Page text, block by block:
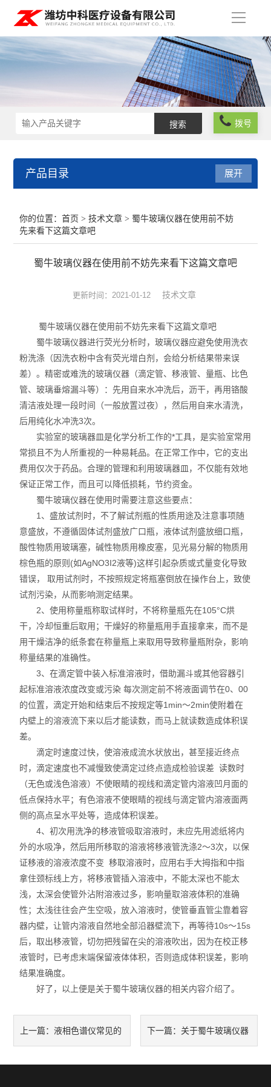
导
拨号
产品目录
化学试剂
玻璃仪器
实验耗材
实验台
标准品
化工原料
展开
你的位置：首页 >技术文章 > 蜀牛玻璃仪器在使用前不妨
先来看下这篇文章吧
蜀牛玻璃仪器在使用前不妨先来看下这篇文章吧
更新时间：2021-01-12 技术文章
蜀牛玻璃仪器在使用前不妨先来看下这篇文章吧
蜀牛玻璃仪器进行荧光分析时，玻璃仪器应避免使用洗衣
粉洗涤（因洗衣粉中含有荧光增白剂，会给分析结果带来误
差）。精密或难洗的玻璃仪器（滴定管、移液管、量瓶、比色
管、玻璃垂熔漏斗等）：先用自来水冲洗后，沥干，再用铬酸
清洁液处理一段时间（一般放置过夜），然后用自来水清洗，
后用纯化水冲洗3次。
实验室的玻璃器皿是化学分析工作的*工具，是实验室常用
常损且不为人所重视的一种易耗品。在正常工作中，它的支出
费用仅次于药品。合理的管理和利用玻璃器皿，不仅能有效地
保证正常工作，而且可以降低损耗，节约资金。
蜀牛玻璃仪器在使用时需要注意这些要点：
1、盛放试剂时，不了解试剂瓶的性质用途及注意事项随
意盛放，不遵循固体试剂盛放广口瓶，液体试剂盛放细口瓶，
酸性物质用玻璃塞，碱性物质用橡皮塞，见光易分解的物质用
棕色瓶的原则(如AgNO3I2液等)这样引起杂质或式量变化导致
错误， 取用试剂时，不按照规定将瓶塞倒放在操作台上，致使
试剂污染，从而影响测定结果。
2、使用称量瓶称取试样时，不将称量瓶先在105°C烘
干，冷却恒重后取用；干燥好的称量瓶用手直接拿来，而不是
用干燥洁净的纸条套在称量瓶上来取用导致称量瓶附杂，影响
称量结果的准确性。
3、在滴定管中装入标准溶液时，借助漏斗或其他容器引
起标准溶液浓度改变或污染 每次测定前不将液面调节在0、00
的位置，滴定开始和结束后不按规定等1min～2min使附着在
内壁上的溶液流下来以后才能读数，而马上就读数造成体积误
差。
滴定时速度过快，使溶液成流水状放出，甚至接近终点
时，滴定速度也不减慢致使滴定过终点造成检验误差 读数时
（无色或浅色溶液）不使眼睛的视线和滴定管内溶液凹月面的
低点保持水平；有色溶液不使眼睛的视线与滴定管内溶液面两
侧的高点呈水平处等，造成体积误差。
4、初次用洗净的移液管吸取溶液时，未应先用滤纸将内
外的水吸净，然后用所移取的溶液将移液管洗涤2～3次，以保
证移液的溶液浓度不变 移取溶液时，应用右手大拇指和中指
拿住颈标线上方，将移液管插入溶液中，不能太深也不能太
浅，太深会使管外沾附溶液过多，影响量取溶液体积的准确
性；太浅往往会产生空吸，放入溶液时，使管垂直管尘靠着容
器内壁，让管内溶液自然地全部沿器壁流下，再等待10s～15s
后，取出移液管，切勿把残留在尖的溶液吹出，因为在校正移
液管时，已考虑末端保留液体体积，否则造成体积误差，影响
结果准确度。
好了，以上便是关于蜀牛玻璃仪器的相关内容介绍了。
上一篇：液相色谱仪常见的 下一篇： 关于蜀牛玻璃仪器